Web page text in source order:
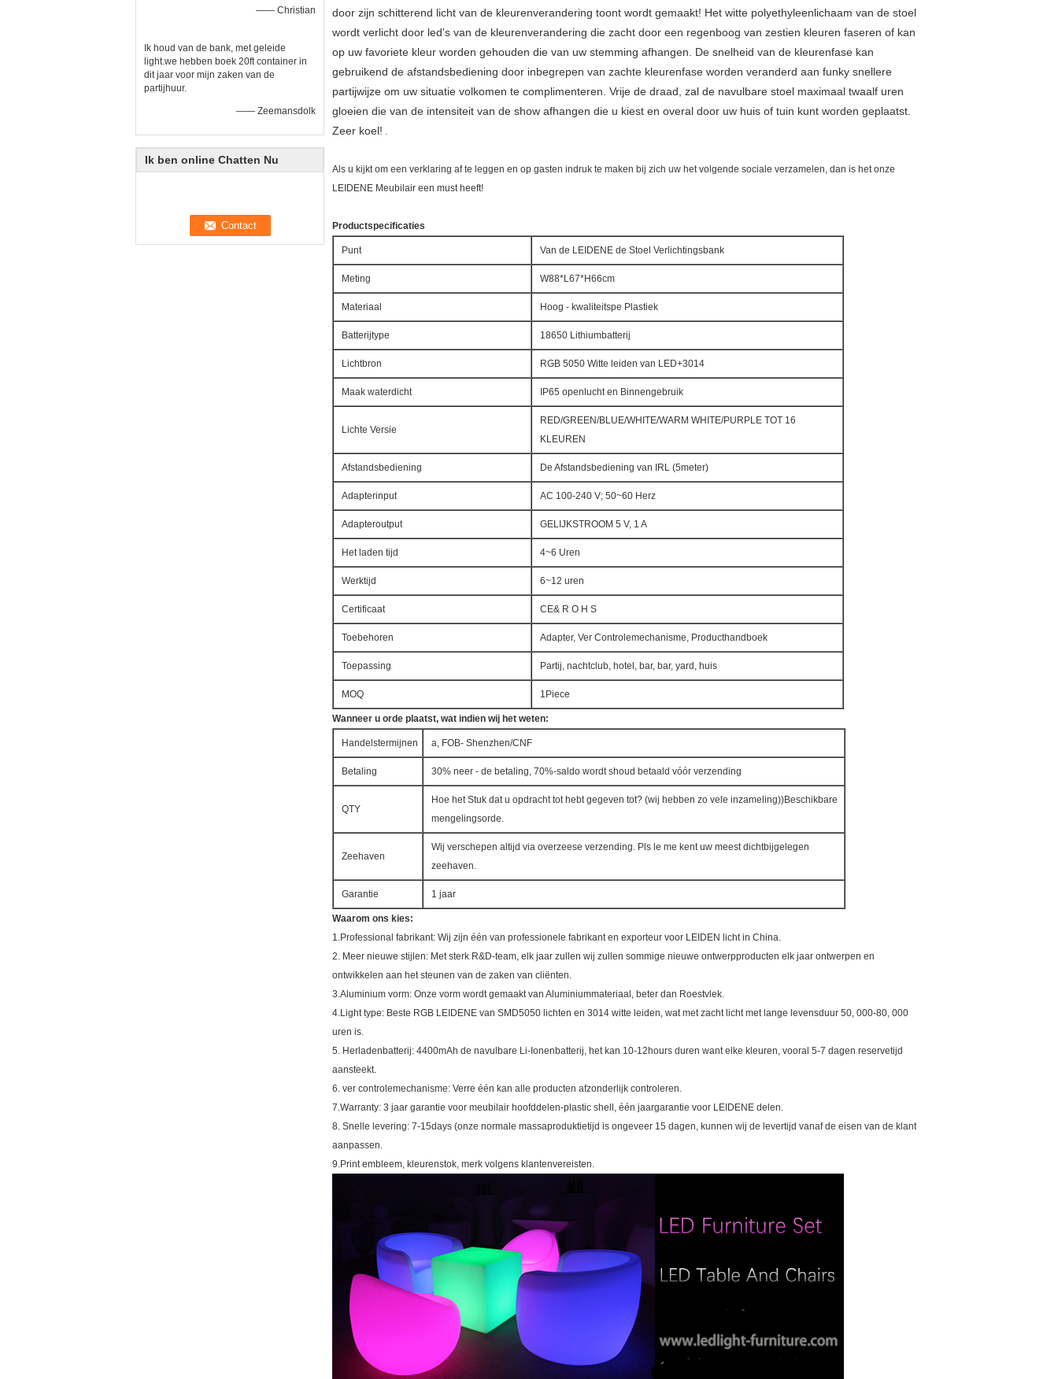
—— Christian
Ik houd van de bank, met geleide
light.we hebben boek 20ft container in
dit jaar voor mijn zaken van de
partijhuur.
—— Zeemansdolk
Ik ben online Chatten Nu
door zijn schitterend licht van de kleurenverandering toont wordt gemaakt! Het witte polyethyleenlichaam van de stoel
wordt verlicht door led's van de kleurenverandering die zacht door een regenboog van zestien kleuren faseren of kan
op uw favoriete kleur worden gehouden die van uw stemming afhangen. De snelheid van de kleurenfase kan
gebruikend de afstandsbediening door inbegrepen van zachte kleurenfase worden veranderd aan funky snellere
partijwijze om uw situatie volkomen te complimenteren. Vrije de draad, zal de navulbare stoel maximaal twaalf uren
gloeien die van de intensiteit van de show afhangen die u kiest en overal door uw huis of tuin kunt worden geplaatst.
Zeer koel! .
Als u kijkt om een verklaring af te leggen en op gasten indruk te maken bij zich uw het volgende sociale verzamelen, dan is het onze
LEIDENE Meubilair een must heeft!
Productspecificaties
Punt Van de LEIDENE de Stoel Verlichtingsbank
Meting W88*L67*H66cm
Materiaal Hoog - kwaliteitspe Plastiek
Batterijtype 18650 Lithiumbatterij
Lichtbron RGB 5050 Witte leiden van LED+3014
Maak waterdicht IP65 openlucht en Binnengebruik
Lichte Versie
RED/GREEN/BLUE/WHITE/WARM WHITE/PURPLE TOT 16
KLEUREN
Afstandsbediening De Afstandsbediening van IRL (5meter)
Adapterinput AC 100-240 V; 50~60 Herz
Adapteroutput GELIJKSTROOM 5 V, 1 A
Het laden tijd 4~6 Uren
Werktijd 6~12 uren
Certificaat CE& R O H S
Toebehoren Adapter, Ver Controlemechanisme, Producthandboek
Toepassing Partij, nachtclub, hotel, bar, bar, yard, huis
MOQ 1Piece
Wanneer u orde plaatst, wat indien wij het weten:
Handelstermijnen a, FOB- Shenzhen/CNF
Betaling 30% neer - de betaling, 70%-saldo wordt shoud betaald vóór verzending
QTY
Hoe het Stuk dat u opdracht tot hebt gegeven tot? (wij hebben zo vele inzameling))Beschikbare
mengelingsorde.
Zeehaven
Wij verschepen altijd via overzeese verzending. Pls le me kent uw meest dichtbijgelegen
zeehaven.
Garantie 1 jaar
Waarom ons kies:
1.Professional fabrikant: Wij zijn één van professionele fabrikant en exporteur voor LEIDEN licht in China.
2. Meer nieuwe stijlen: Met sterk R&D-team, elk jaar zullen wij zullen sommige nieuwe ontwerpproducten elk jaar ontwerpen en
ontwikkelen aan het steunen van de zaken van cliënten.
3.Aluminium vorm: Onze vorm wordt gemaakt van Aluminiummateriaal, beter dan Roestvlek.
4.Light type: Beste RGB LEIDENE van SMD5050 lichten en 3014 witte leiden, wat met zacht licht met lange levensduur 50, 000-80, 000
uren is.
5. Herladenbatterij: 4400mAh de navulbare Li-Ionenbatterij, het kan 10-12hours duren want elke kleuren, vooral 5-7 dagen reservetijd
aansteekt.
6. ver controlemechanisme: Verre één kan alle producten afzonderlijk controleren.
7.Warranty: 3 jaar garantie voor meubilair hoofddelen-plastic shell, één jaargarantie voor LEIDENE delen.
8. Snelle levering: 7-15days (onze normale massaproduktietijd is ongeveer 15 dagen, kunnen wij de levertijd vanaf de eisen van de klant
aanpassen.
9.Print embleem, kleurenstok, merk volgens klantenvereisten.